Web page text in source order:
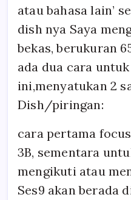
atau bahasa lain’
dish nya Saya
bekas, berukuran
ada dua cara
ini,menyatukan 2
Dish/piringan:
cara pertama
3B, sementara
mengikuti atau
Ses9 akan berada